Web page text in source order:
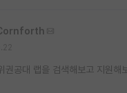
권공대 랩을 검색해보고 지원해